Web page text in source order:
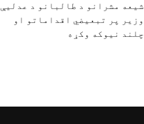
شیعه مشرانو د طالبانو د عدلیې
وزیر پر تبعیضي اقداماتو او
چلند نیوکه وکړه